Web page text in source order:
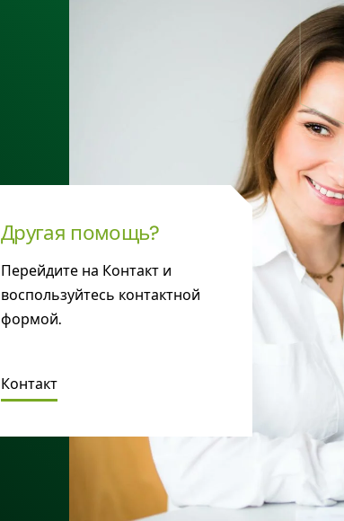
Другая помощь?
Перейдите на Контакт и
воспользуйтесь контактной
формой.
Контакт